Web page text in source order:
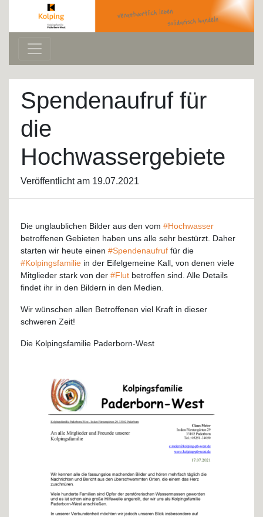
Spendenaufruf für
die
Hochwassergebiete
Veröffentlicht am 19.07.2021
Die unglaublichen Bilder aus den vom #Hochwasser
betroffenen Gebieten haben uns alle sehr bestürzt. Daher
starten wir heute einen #Spendenaufruf für die
#Kolpingsfamilie in der Eifelgemeine Kall, von denen viele
Mitglieder stark von der #Flut betroffen sind. Alle Details
findet ihr in den Bildern in den Medien.
Wir wünschen allen Betroffenen viel Kraft in dieser
schweren Zeit!
Die Kolpingsfamilie Paderborn-West